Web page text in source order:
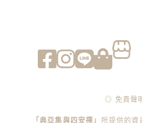
◎ 免責聲
「典亞集與四安禪」 所提供的資